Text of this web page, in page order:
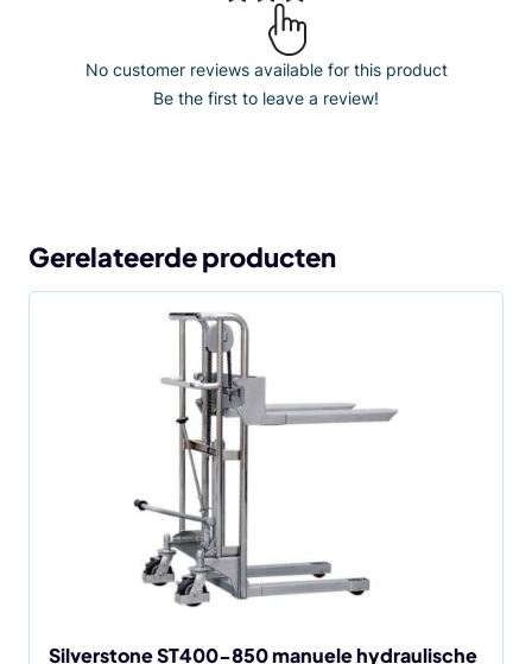
No customer reviews available for this product
Be the first to leave a review!
Gerelateerde producten
Silverstone ST400-850 manuele hydraulische